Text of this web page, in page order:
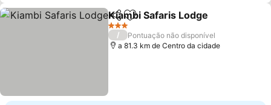
PartilharAdicionar aos favoritos
Kiambi Safaris Lodge
3 Estrelas
/
Pontuação não disponível
a 81.3 km de Centro da cidade